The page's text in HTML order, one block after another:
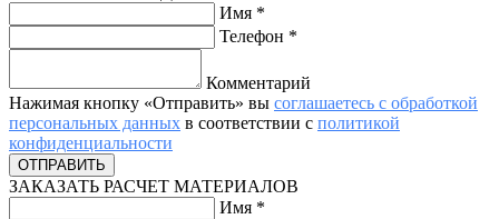
Имя *
Телефон *
Комментарий
Нажимая кнопку «Отправить» вы соглашаетесь с обработкой
персональных данных в соответствии с политикой
конфиденциальности
ЗАКАЗАТЬ РАСЧЕТ МАТЕРИАЛОВ
Имя *